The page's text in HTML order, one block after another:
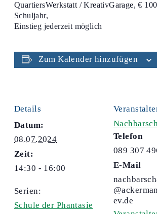
QuartiersWerkstatt / KreativGarage, €
Schuljahr,
Einstieg jederzeit möglich
Zum Kalender hinzufügen
Details
Datum:
08.07.2024
Zeit:
14:30 - 16:00
Serien:
Schule der Phantasie
Telefon
089 307
E-Mail
ev.de